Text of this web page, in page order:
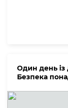
Один день із
Безпека